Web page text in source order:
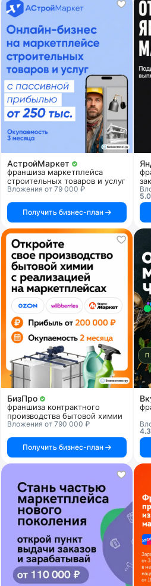
АстройМаркет
франшиза маркетплейса
строительных товаров и услуг
Вложения от 79 000 ₽
Получить бизнес-план
5.0
БизПро
франшиза контрактного
производства бытовой химии
Вложения от 790 000 ₽
Получить бизнес-план
4.3